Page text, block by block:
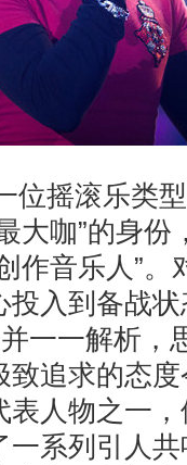
位摇滚乐类
大咖”的身份
作音乐人”。
入到备战
一一解析，
追求的态
人物之一
系列引人